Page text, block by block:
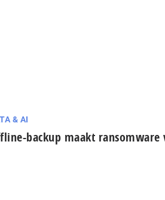
& AI
backup maakt ransomware